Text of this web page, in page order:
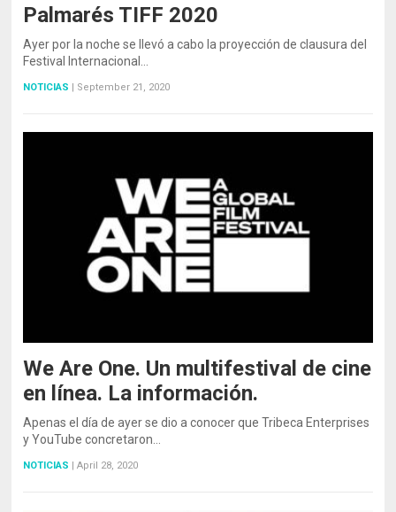
Palmarés TIFF 2020
Ayer por la noche se llevó a cabo la proyección de clausura del
Festival Internacional…
NOTICIAS September 21, 2020
We Are One. Un multifestival de cine
en línea. La información.
Apenas el día de ayer se dio a conocer que Tribeca Enterprises
y YouTube concretaron…
NOTICIAS | April 28, 2020